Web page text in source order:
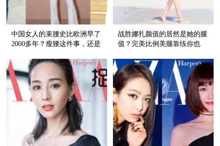
中国女人的束腰史比欧洲早了
2000多年？瘦腰这件事，还是
战胜娜扎颜值的居然是她的腿
值？完美比例美腿靠练你也